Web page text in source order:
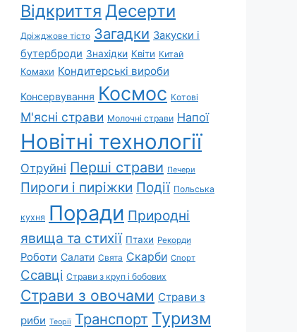
Відкриття Десерти
Дріжджове тісто Загадки Закуски і
бутерброди Знахідки Квіти Китай
Комахи Кондитерські вироби
Консервування Космос Котові
М'ясні страви Молочні страви Напої
Новітні технології
Отруйні Перші страви Печери
Пироги і пиріжки Події Польська
кухня Поради Природні
явища та стихії Птахи Рекорди
Роботи Салати Свята Скарби Спорт
Ссавці Страви з круп і бобових
Страви з овочами Страви з
риби Теорії Транспорт Туризм